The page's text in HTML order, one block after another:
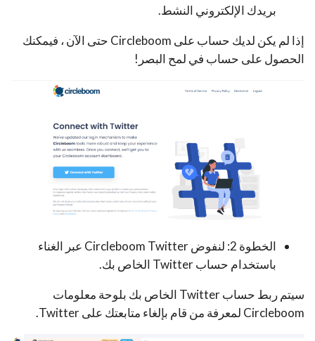
بريدك الإلكتروني النشط.
إذا لم يكن لديك حساب على Circleboom حتى الآن ، فيمكنك
الحصول على حساب في لمح البصر!
الخطوة 2: لنفوض Circleboom Twitter عبر الغناء
باستخدام حساب Twitter الخاص بك.
سيتم ربط حساب Twitter الخاص بك بلوحة معلومات
Circleboom لمعرفة من قام بإلغاء متابعتك على Twitter.